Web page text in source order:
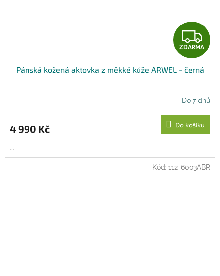
Z
D
A
R
M
A
ZDARMA
Pánská kožená aktovka z měkké kůže ARWEL - černá
Do 7 dnů
4 990 Kč Do košíku
...
Kód: 112-6003ABR